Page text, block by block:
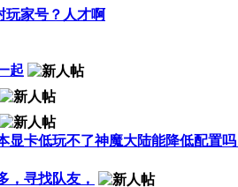
玩家号？人才啊
起
显卡低玩不了神魔大陆能降低配置
，寻找队友，